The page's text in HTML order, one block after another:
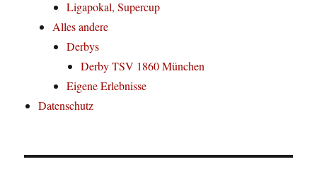
Ligapokal, Supercup
Alles andere
Derbys
Derby TSV 1860 München
Eigene Erlebnisse
Datenschutz